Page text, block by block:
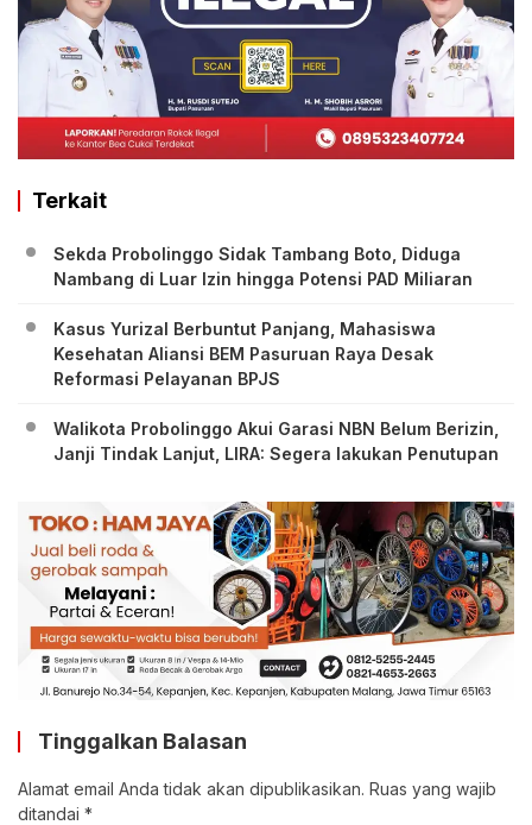
Terkait
Sekda Probolinggo Sidak Tambang Boto, Diduga
Nambang di Luar Izin hingga Potensi PAD Miliaran
Kasus Yurizal Berbuntut Panjang, Mahasiswa
Kesehatan Aliansi BEM Pasuruan Raya Desak
Reformasi Pelayanan BPJS
Walikota Probolinggo Akui Garasi NBN Belum Berizin,
Janji Tindak Lanjut, LIRA: Segera lakukan Penutupan
Tinggalkan Balasan
Alamat email Anda tidak akan dipublikasikan. Ruas yang wajib
ditandai *